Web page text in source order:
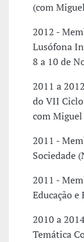
(com
2012 -
Lusófona
8 a 10 de
2011 a
do VII
com
2011 -
Sociedade
2011 -
Educação e
2010 a
Temática